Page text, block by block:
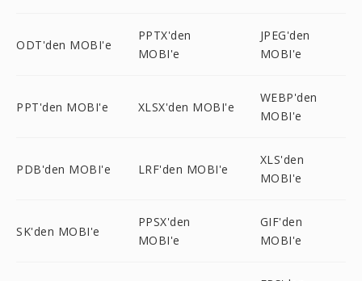
ODT'den MOBI'e
PPTX'den
MOBI'e
JPEG'den
MOBI'e
PPT'den MOBI'e XLSX'den MOBI'e
WEBP'den
MOBI'e
PDB'den MOBI'e LRF'den MOBI'e
XLS'den
MOBI'e
SK'den MOBI'e
PPSX'den
MOBI'e
GIF'den
MOBI'e